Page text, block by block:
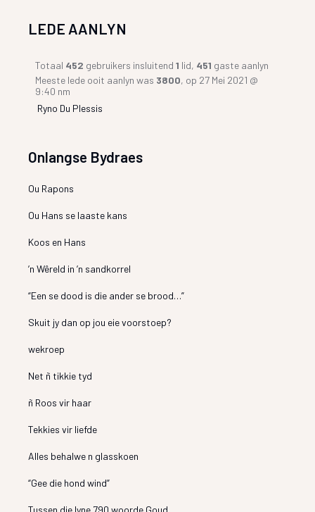
LEDE AANLYN
Totaal 452 gebruikers insluitend1 lid, 451 gaste aanlyn
Meeste lede ooit aanlyn was 3800, op 27 Mei 2021 @
9:40 nm
Ryno Du Plessis
Onlangse Bydraes
Ou Rapons
Ou Hans se laaste kans
Koos en Hans
’n Wêreld in ’n sandkorrel
“Een se dood is die ander se brood…”
Skuit jy dan op jou eie voorstoep?
wekroep
Net ñ tikkie tyd
ñ Roos vir haar
Tekkies vir liefde
Alles behalwe n glasskoen
“Gee die hond wind”
Tussen die lyne 790 woorde Goud